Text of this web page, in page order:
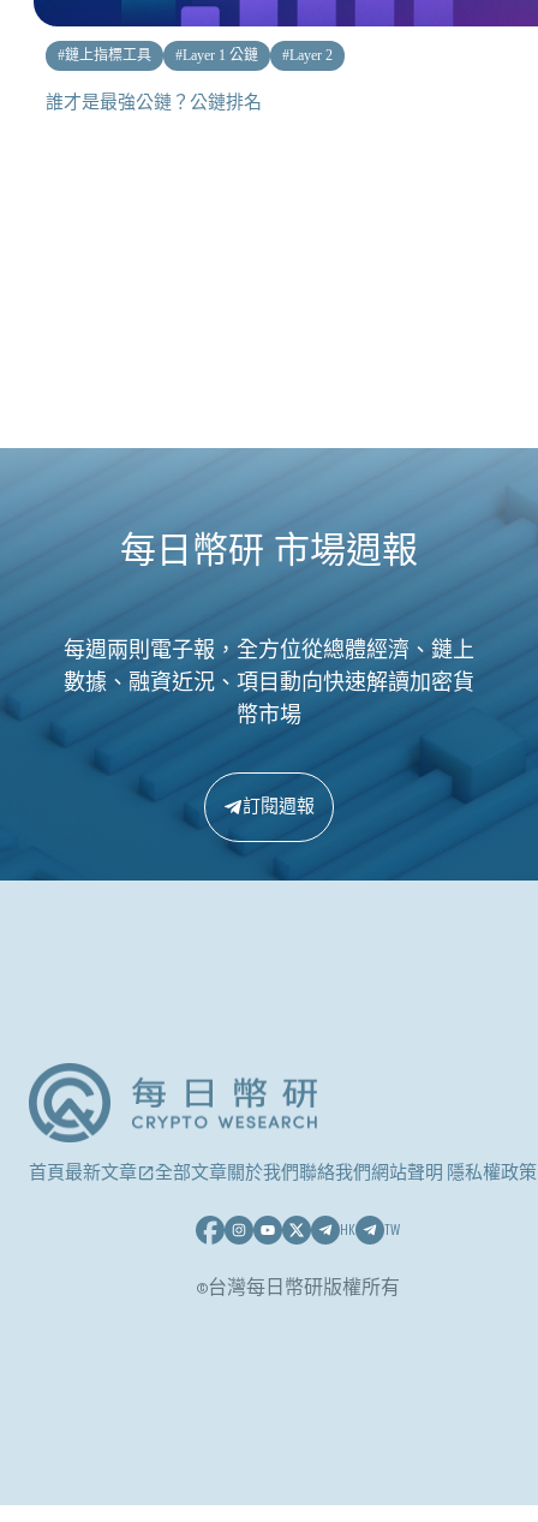
#鏈上指標工具 #Layer 1 公鏈 #Layer 2
誰才是最強公鏈？公鏈排名
每日幣研 市場週報
每週兩則電子報，全方位從總體經濟、鏈上
數據、融資近況、項目動向快速解讀加密貨
幣市場
訂閱週報
首頁最新文章 全部文章關於我們聯絡我們網站聲明 隱私權政策
HK TW
©台灣每日幣研版權所有